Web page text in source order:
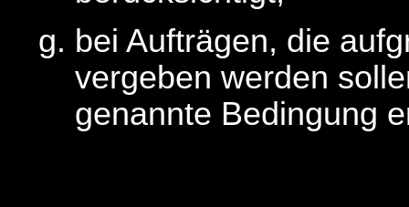
bei Aufträgen, die
vergeben werden
genannte Bedingung